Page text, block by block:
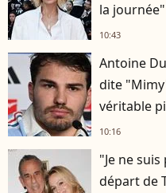
la journée"
10:43
Antoine
dite
véritable
10:16
"Je ne
départ de